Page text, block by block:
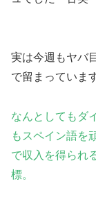
実は今週もヤバ
で留まっていま
なんとしてもダ
もスペイン語を
で収入を得られ
標。